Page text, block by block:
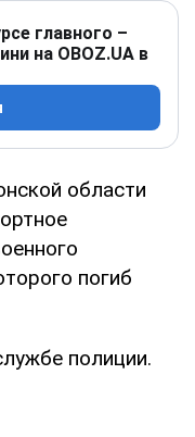
главного –
на OBOZ.UA в
области
погиб
полиции.